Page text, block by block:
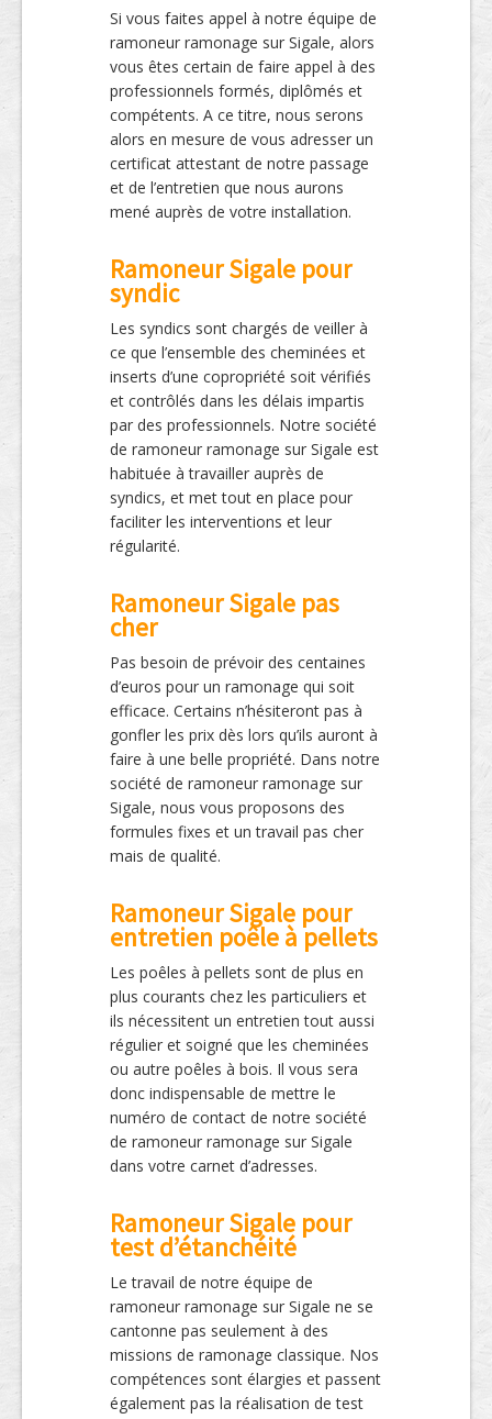
Si vous faites appel à notre équipe de
ramoneur ramonage sur Sigale, alors
vous êtes certain de faire appel à des
professionnels formés, diplômés et
compétents. A ce titre, nous serons
alors en mesure de vous adresser un
certificat attestant de notre passage
et de l’entretien que nous aurons
mené auprès de votre installation.
Ramoneur Sigale pour
syndic
Les syndics sont chargés de veiller à
ce que l’ensemble des cheminées et
inserts d’une copropriété soit vérifiés
et contrôlés dans les délais impartis
par des professionnels. Notre société
de ramoneur ramonage sur Sigale est
habituée à travailler auprès de
syndics, et met tout en place pour
faciliter les interventions et leur
régularité.
Ramoneur Sigale pas
cher
Pas besoin de prévoir des centaines
d’euros pour un ramonage qui soit
efficace. Certains n’hésiteront pas à
gonfler les prix dès lors qu’ils auront à
faire à une belle propriété. Dans notre
société de ramoneur ramonage sur
Sigale, nous vous proposons des
formules fixes et un travail pas cher
mais de qualité.
Ramoneur Sigale pour
entretien poêle à pellets
Les poêles à pellets sont de plus en
plus courants chez les particuliers et
ils nécessitent un entretien tout aussi
régulier et soigné que les cheminées
ou autre poêles à bois. Il vous sera
donc indispensable de mettre le
numéro de contact de notre société
de ramoneur ramonage sur Sigale
dans votre carnet d’adresses.
Ramoneur Sigale pour
test d’étanchéité
Le travail de notre équipe de
ramoneur ramonage sur Sigale ne se
cantonne pas seulement à des
missions de ramonage classique. Nos
compétences sont élargies et passent
également pas la réalisation de test